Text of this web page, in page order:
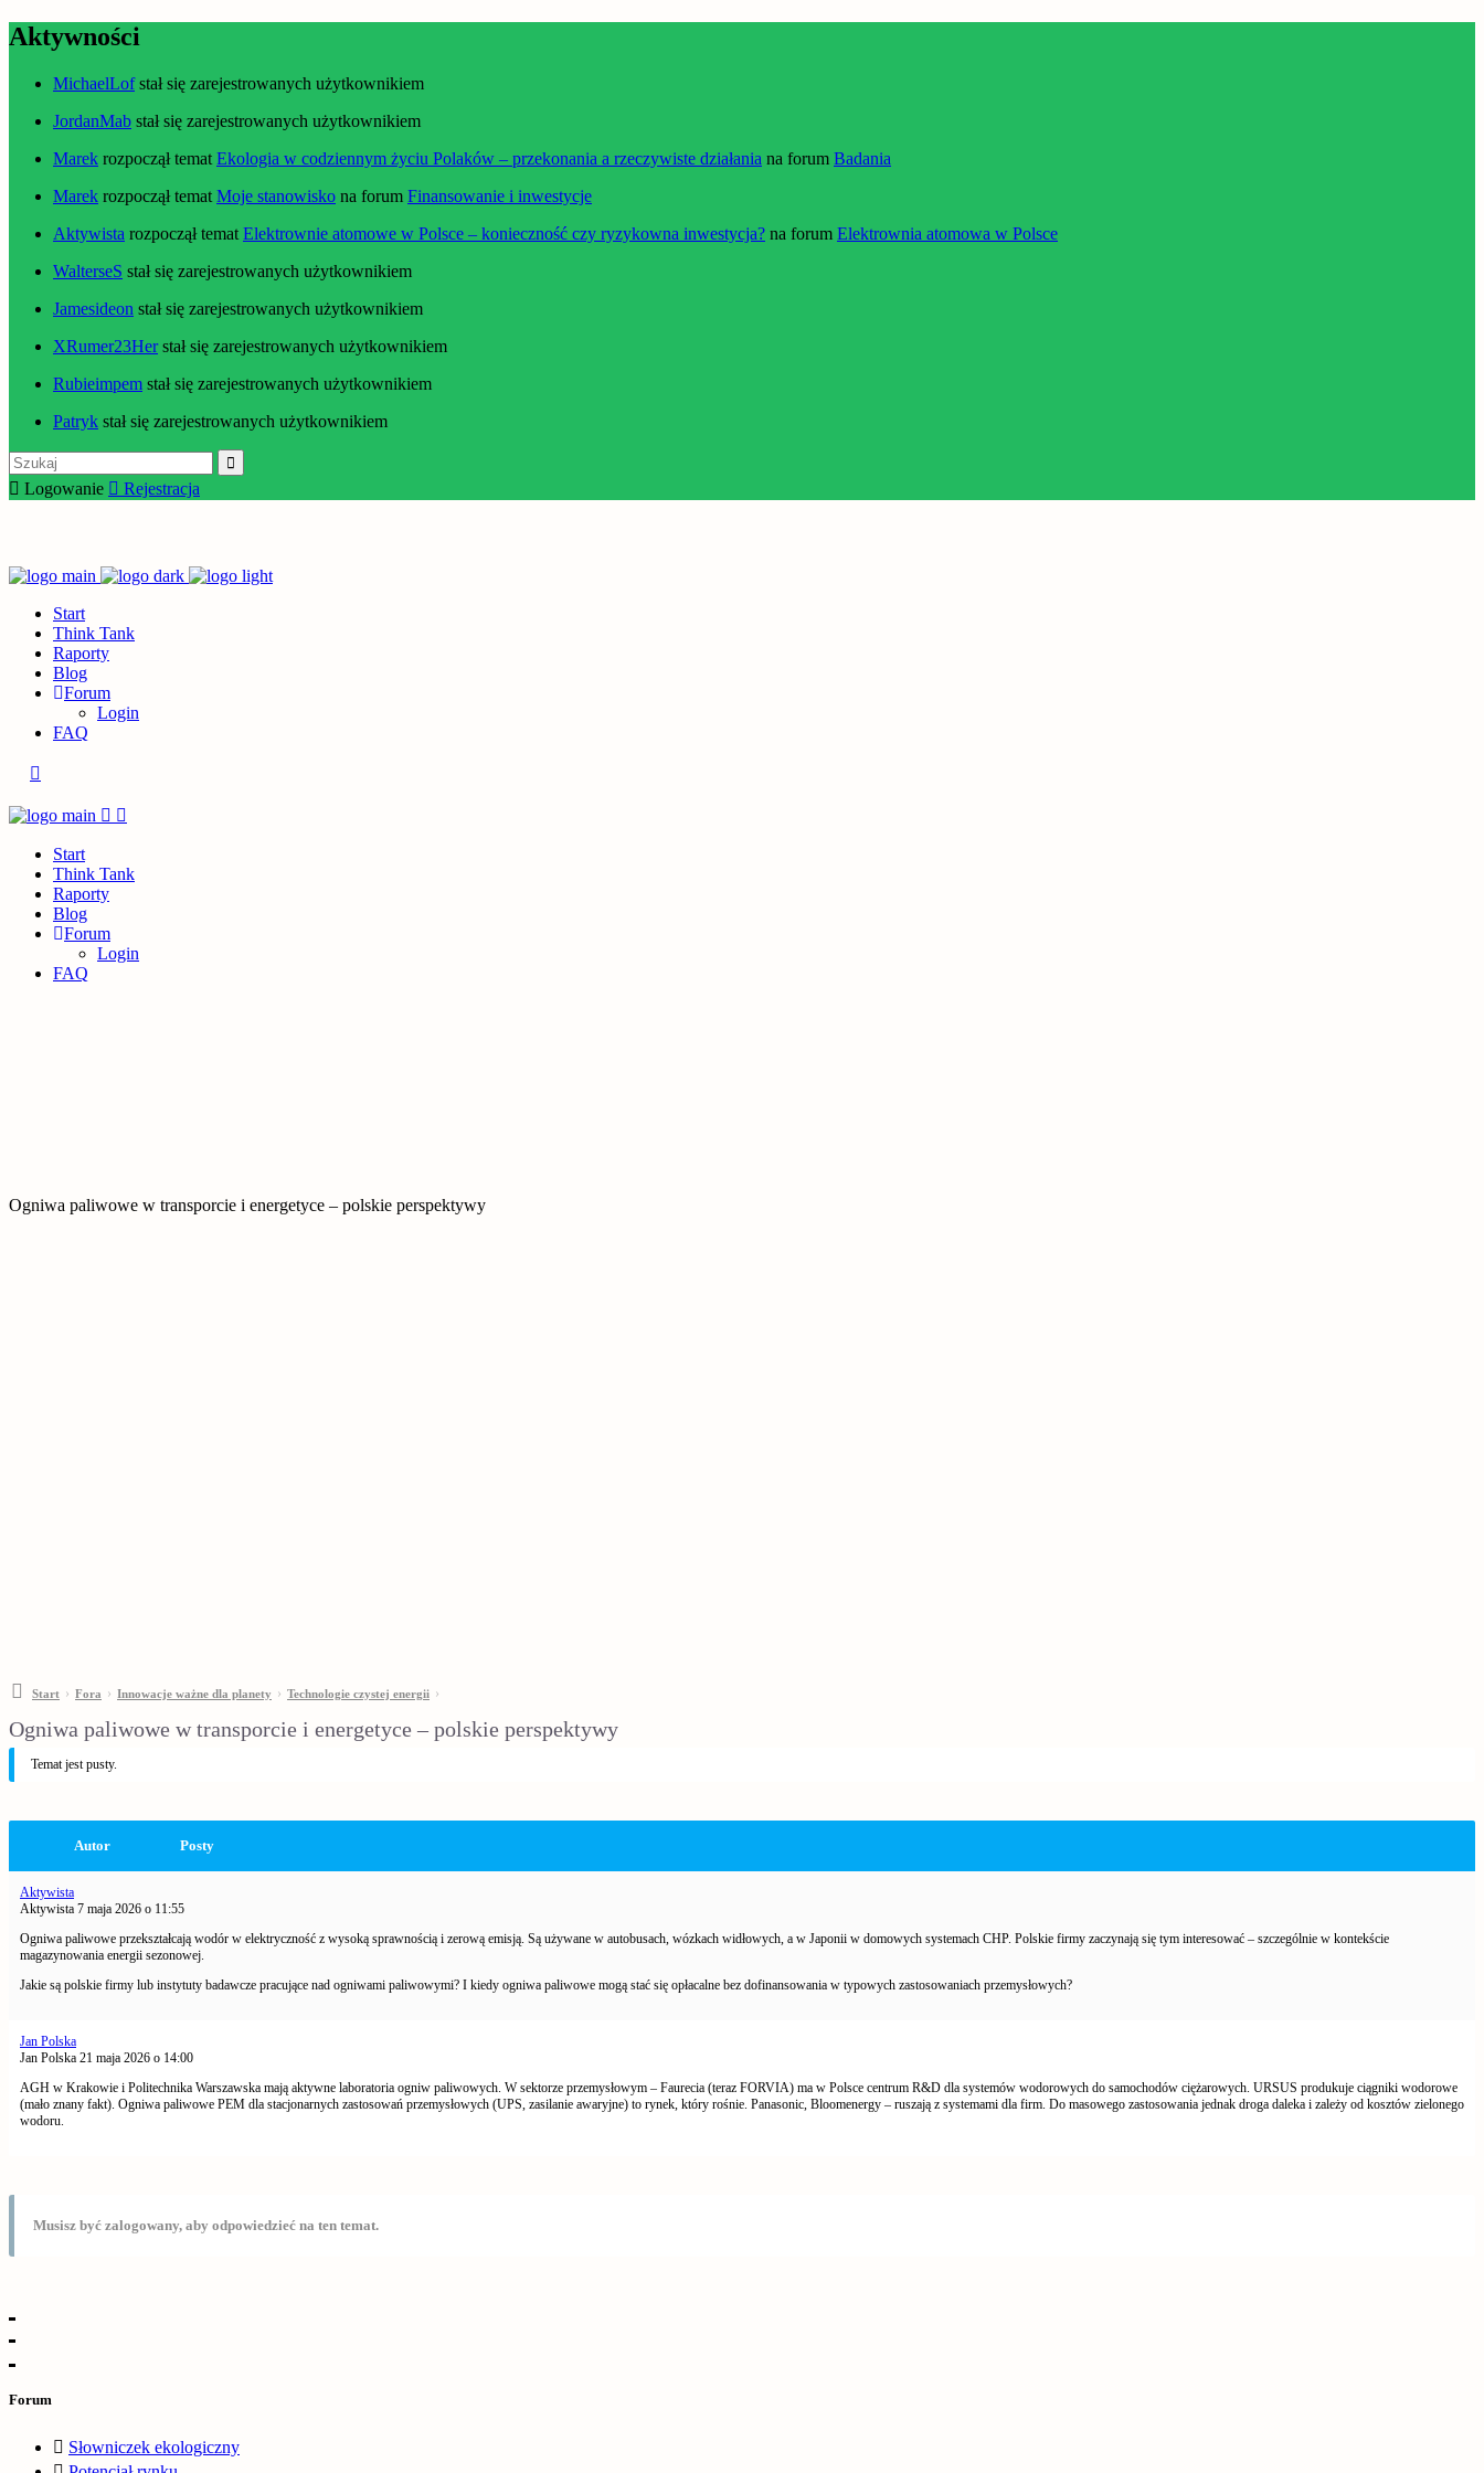
Aktywności
MichaelLofstał się zarejestrowanych użytkownikiem
JordanMab stał się zarejestrowanych użytkownikiem
Marek rozpoczął temat Ekologia w codziennym życiu Polaków – przekonania a rzeczywiste działania na forum Badania
Marek rozpoczął temat Moje stanowisko na forum Finansowanie i inwestycje
Aktywista rozpoczął temat Elektrownie atomowe w Polsce – konieczność czy ryzykowna inwestycja? na forum Elektrownia atomowa w Polsce
WalterseS stał się zarejestrowanych użytkownikiem
Jamesideon stał się zarejestrowanych użytkownikiem
XRumer23Herstał się zarejestrowanych użytkownikiem
Rubieimpem stał się zarejestrowanych użytkownikiem
Patryk stał się zarejestrowanych użytkownikiem
Szukaj:
Logowanie
Rejestracja
Start
Think Tank
Raporty
Blog
Forum
Login
FAQ
Start
Think Tank
Raporty
Blog
Forum
Login
FAQ
Ogniwa paliwowe w transporcie i energetyce – polskie perspektywy
Start › Fora › Innowacje ważne dla planety › Technologie czystej energii ›
Ogniwa paliwowe w transporcie i energetyce – polskie perspektywy
Temat jest pusty.
Autor Posty
Aktywista
Aktywista 7 maja 2026 o 11:55
Ogniwa paliwowe przekształcają wodór w elektryczność z wysoką sprawnością i zerową emisją. Są używane w autobusach, wózkach widłowych, a w Japonii w domowych systemach CHP. Polskie firmy zaczynają się tym interesować – szczególnie w kontekście
magazynowania energii sezonowej.
Jakie są polskie firmy lub instytuty badawcze pracujące nad ogniwami paliwowymi? I kiedy ogniwa paliwowe mogą stać się opłacalne bez dofinansowania w typowych zastosowaniach przemysłowych?
Jan Polska
Jan Polska 21 maja 2026 o 14:00
AGH w Krakowie i Politechnika Warszawska mają aktywne laboratoria ogniw paliwowych. W sektorze przemysłowym – Faurecia (teraz FORVIA) ma w Polsce centrum R&D dla systemów wodorowych do samochodów ciężarowych. URSUS produkuje ciągniki wodorowe
(mało znany fakt). Ogniwa paliwowe PEM dla stacjonarnych zastosowań przemysłowych (UPS, zasilanie awaryjne) to rynek, który rośnie. Panasonic, Bloomenergy – ruszają z systemami dla firm. Do masowego zastosowania jednak droga daleka i zależy od kosztów zielonego
wodoru.
Musisz być zalogowany, aby odpowiedzieć na ten temat.
Forum
Słowniczek ekologiczny